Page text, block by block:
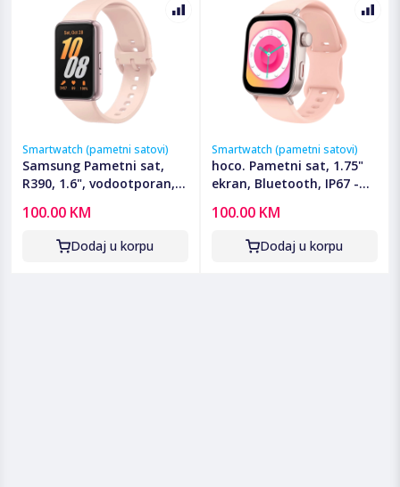
Smartwatch (pametni satovi)
Samsung Pametni sat,
R390, 1.6", vodootporan,
Fit3 Pink Gold
100.00 KM
Dodaj u korpu
Smartwatch (pametni satovi)
hoco. Pametni sat, 1.75"
ekran, Bluetooth, IP67 -
100.00 KM
Dodaj u korpu